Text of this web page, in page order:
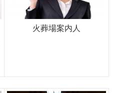
火葬場案内人